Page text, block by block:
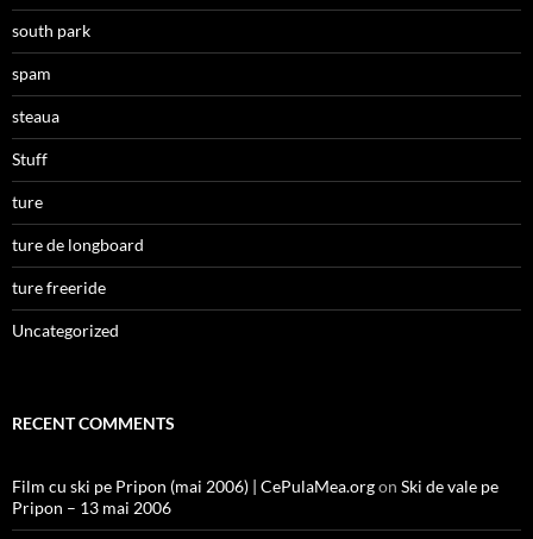
south park
spam
steaua
Stuff
ture
ture de longboard
ture freeride
Uncategorized
RECENT COMMENTS
Film cu ski pe Pripon (mai 2006) | CePulaMea.orgon Ski de vale pe
Pripon – 13 mai 2006